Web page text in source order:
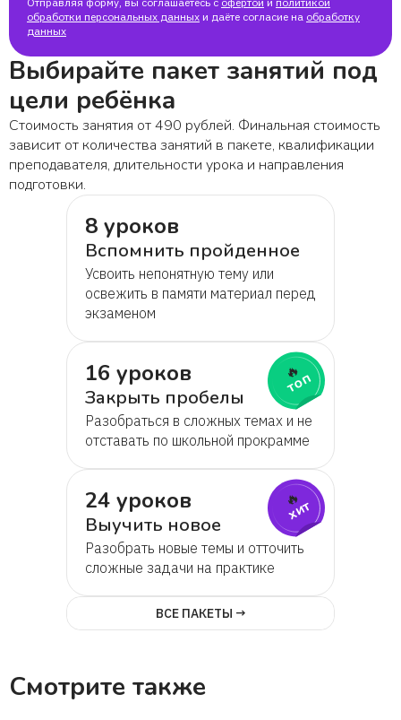
обработки персональных данных и даёте согласие на обработку
данных
Выбирайте пакет занятий под
цели ребёнка
Стоимость занятия от 490 рублей. Финальная стоимость
зависит от количества занятий в пакете, квалификации
преподавателя, длительности урока и направления
подготовки.
8 уроков
Вспомнить пройденное
Усвоить непонятную тему или
освежить в памяти материал перед
экзаменом
16 уроков
Закрыть пробелы
Разобраться в сложных темах и не
отставать по школьной прокрамме
🔥
топ
24 уроков
Выучить новое
Разобрать новые темы и отточить
сложные задачи на практике
🔥
хит
ВСЕ ПАКЕТЫ →
Смотрите также